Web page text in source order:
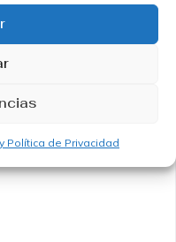
Política de Privacidad
a lucir una piel
hoy mismo